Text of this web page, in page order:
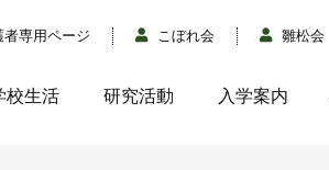
専用ページ こぼれ会 雛松会
校生活 研究活動 入学案内